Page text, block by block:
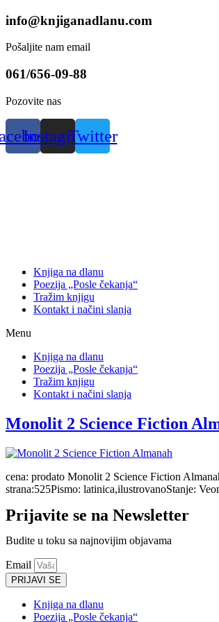
Skip
content
info@knjiganadlanu.com
Pošaljite nam email
061/656-09-88
Pozovite nas
InstagramTwitter
Knjiga na dlanu
Poezija „Posle čekanja“
Tražim knjigu
Kontakt i načini slanja
Menu
Knjiga na dlanu
Poezija „Posle čekanja“
Tražim knjigu
Kontakt i načini slanja
Monolit 2 Science Fiction
cena: prodato Monolit 2 Science Fiction
strana:525Pismo: latinica,ilustrovanoStanje:
Prijavite se na Newsletter
Budite u toku sa najnovijim objavama
Email
PRIJAVI SE
Knjiga na dlanu
Poezija „Posle čekanja“